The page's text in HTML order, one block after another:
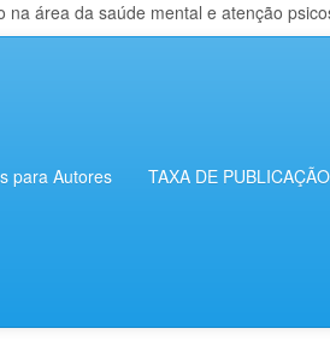
área da saúde mental e atenção
para Autores TAXA DE PUBLICAÇÃO